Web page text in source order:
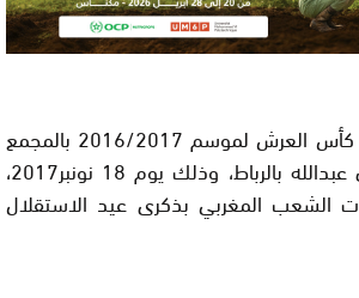
تقرر إجراء مباراة نهاية كأس العرش لموسم 2016/2017 بالمجمع
الرياضي الأمير مولاي عبدالله بالرباط، وذلك يوم 18 نونبر2017،
الشعب المغربي بذكرى عيد الاستقلال